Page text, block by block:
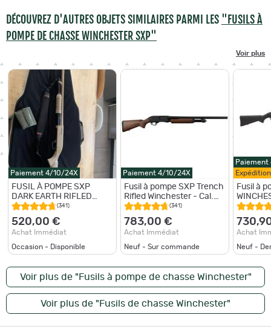
DÉCOUVREZ D'AUTRES OBJETS SIMILAIRES PARMI LES "FUSILS À
POMPE DE CHASSE WINCHESTER SXP"
Voir plus
Paiement 4/10/24X
FUSIL À POMPE SXP
DARK EARTH RIFLED
WINCHESTER - option
point rouge GECO
(341)
520,00 €
Achat Immédiat
Occasion - Disponible
Paiement 4/10/24X
Fusil à pompe SXP Trench
Rifled Winchester - Cal.
12/76
(341)
783,00 €
Achat Immédiat
Neuf - Sur commande
Fusil à
shadow
cal.12/
Achat
Neuf -
Voir plus de "Fusils à pompe de chasse Winchester"
Voir plus de "Fusils de chasse Winchester"